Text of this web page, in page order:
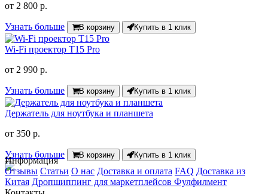
от 2 800 р.
Узнать больше В корзину Купить в 1 клик
Wi-Fi проектор T15 Pro
от 2 990 р.
Узнать больше В корзину Купить в 1 клик
Держатель для ноутбука и планшета
от 350 р.
Узнать больше В корзину Купить в 1 клик
Информация
Отзывы Статьи О нас Доставка и оплата FAQ Доставка из
Китая Дропшиппинг для маркетплейсов Фулфилмент